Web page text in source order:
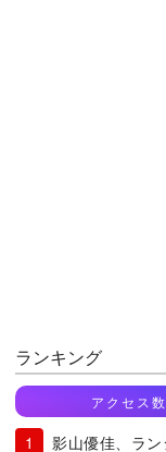
ランキング
アクセス数
影山優佳、ラ